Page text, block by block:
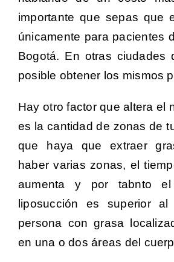
importante que sepas que
únicamente para pacientes
Bogotá. En otras ciudades
posible obtener los mismos
Hay otro factor que altera el
es la cantidad de zonas de
que haya que extraer
haber varias zonas, el
aumenta y por tabnto
liposucción es superior
persona con grasa
en una o dos áreas del